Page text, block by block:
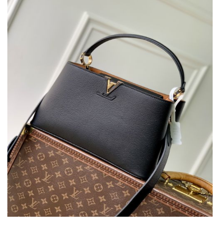
ザ
ー
ン
オ
ーお
yoyocopys@gmail.com
2026人気特集
バッグ
財布
時計
服
ズボン
衣装セット
靴
住まい用品
アクセサリー
ベルト
スカーフ
アイフォーンケ
ース
小物
最
新
製
品
📢 当店は正真正銘のn級スーパーコピーのみ取扱い。最高品質の再現度を
📢 2026春の新作続々更新中！期間中のご注文でお得な割引をご利用いただ
新作入荷！ルイ・ヴィトンスーパーコピー バッグ最新モデルが登場。